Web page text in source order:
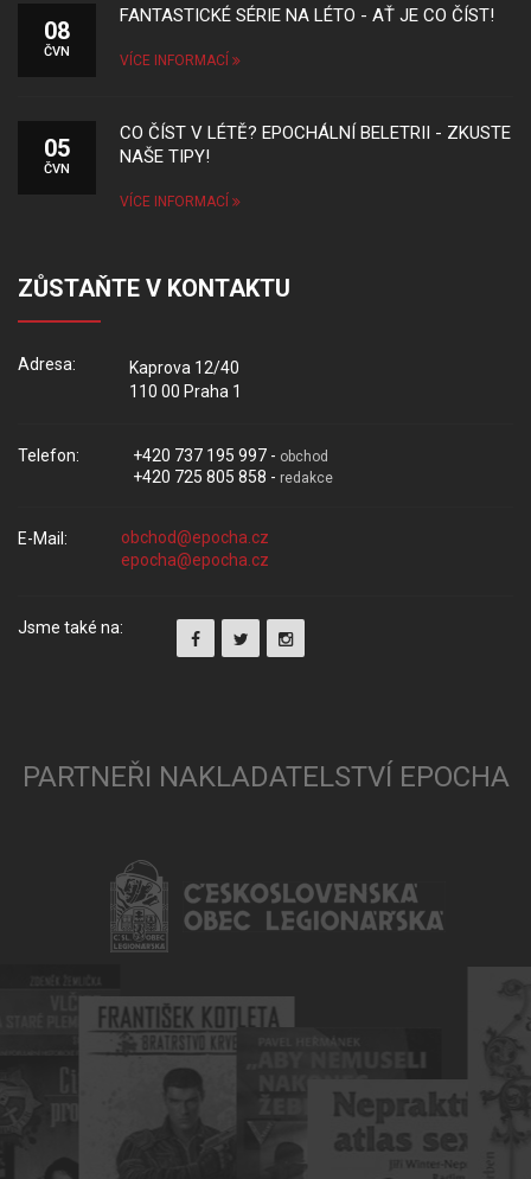
08
ČVN
FANTASTICKÉ SÉRIE NA LÉTO - AŤ JE CO ČÍST!
VÍCE INFORMACÍ
05
ČVN
CO ČÍST V LÉTĚ? EPOCHÁLNÍ BELETRII - ZKUSTE
NAŠE TIPY!
VÍCE INFORMACÍ
ZŮSTAŇTE V KONTAKTU
Adresa:
Kaprova 12/40
110 00 Praha 1
Telefon: +420 737 195 997 - obchod
+420 725 805 858 - redakce
E-Mail:
Jsme také na:
PARTNEŘI NAKLADATELSTVÍ EPOCHA